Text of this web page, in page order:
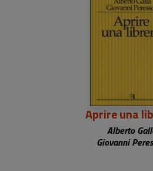
Aprire una
Alberto
Giovanni